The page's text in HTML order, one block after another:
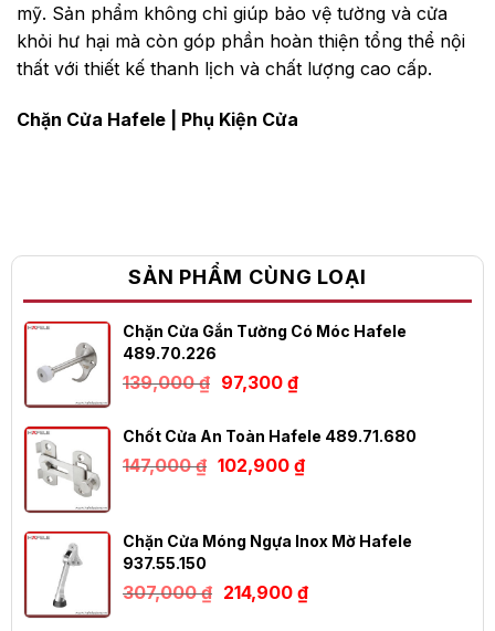
SẢN PHẨM CÙNG LOẠI
Chặn Cửa Gắn Tường Có Móc Hafele
489.70.226
139,000₫ Giá
gốc
139,000 ₫.
97,300 ₫Giá
hiện
là:
Chốt Cửa An Toàn Hafele 489.71.680
147,000₫ Giá
102,900 ₫Giá
hiện
102,900 ₫.
Chặn Cửa Móng Ngựa Inox Mờ Hafele
937.55.150
307,000₫ Giá
gốc
214,900 ₫Giá
hiện
mỹ. Sản phẩm không chỉ giúp bảo vệ tường và cửa
khỏi hư hại mà còn góp phần hoàn thiện tổng thể nội
thất với thiết kế thanh lịch và chất lượng cao cấp.
Chặn Cửa Hafele Phụ Kiện Cửa